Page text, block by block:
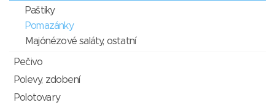
Paštiky
Pomazánky
Majónézové saláty, ostatní
Pečivo
Polevy, zdobení
Polotovary